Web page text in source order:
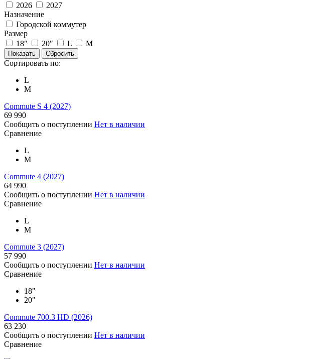
2026
2027
Назначение
Городской коммутер
Размер
18"
20" L M
Сортировать по:
L
M
Commute S 4 (2027)
69 990
Сообщить о поступлении Нет в наличии
Сравнение
L
M
Commute 4 (2027)
64 990
Сообщить о поступлении Нет в наличии
Сравнение
L
M
Commute 3 (2027)
57 990
Сообщить о поступлении Нет в наличии
Сравнение
18"
20"
Commute 700.3 HD (2026)
63 230
Сообщить о поступлении Нет в наличии
Сравнение